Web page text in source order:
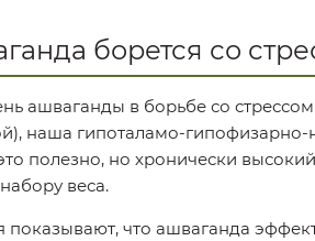
борется со
ашваганды в борьбе со
наша гипоталамо-гипофизарно-
полезно, но хронически
веса.
показывают, что ашваганда